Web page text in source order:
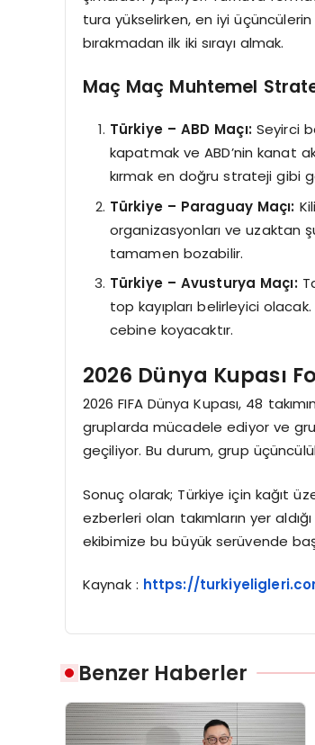
tura yükselirken, en iyi
bırakmadan ilk iki sırayı almak.
Maç Maç Muhtemel
Türkiye – ABD Maçı:Seyirci
kapatmak ve ABD’nin kanat
kırmak en doğru strateji gibi
Türkiye – Paraguay Maçı:
organizasyonları ve uzaktan
tamamen bozabilir.
Türkiye – Avusturya Maçı:
top kayıpları belirleyici
cebine koyacaktır.
2026 Dünya Kupası
2026 FIFA Dünya Kupası, 48
gruplarda mücadele ediyor ve
geçiliyor. Bu durum, grup
Sonuç olarak; Türkiye için kağıt
ezberleri olan takımların yer
ekibimize bu büyük serüvende
Kaynak : https://
Benzer Haberler